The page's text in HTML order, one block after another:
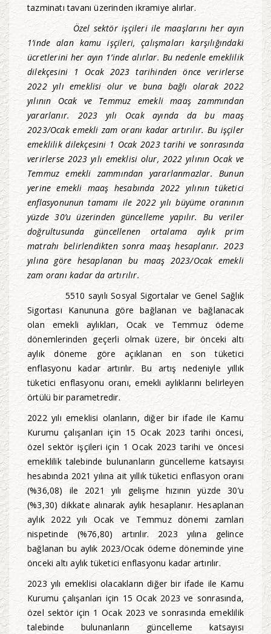
tazminatı tavanı üzerinden ikramiye alırlar.
Özel sektör işçileri ile maaşlarını her ayın
1’inde alan kamu işçileri, çalışmaları karşılığındaki
ücretlerini her ayın 1’inde alırlar. Bu nedenle emeklilik
dilekçesini 1 Ocak 2023 tarihinden önce verirlerse
2022 yılı emeklisi olur ve buna bağlı olarak 2022
yılının Ocak ve Temmuz emekli maaş zammından
yararlanır. 2023 yılı Ocak ayında da bu maaş
2023/Ocak emekli zam oranı kadar artırılır. Bu işçiler
emeklilik dilekçesini 1 Ocak 2023 tarihi ve sonrasında
verirlerse 2023 yılı emeklisi olur, 2022 yılının Ocak ve
Temmuz emekli zammından yararlanmazlar. Bunun
yerine emekli maaş hesabında 2022 yılının tüketici
enflasyonunun tamamı ile 2022 yılı büyüme oranının
yüzde 30’u üzerinden güncelleme yapılır. Bu veriler
doğrultusunda güncellenen ortalama aylık prim
matrahı belirlendikten sonra maaş hesaplanır. 2023
yılına göre hesaplanan bu maaş 2023/Ocak emekli
zam oranı kadar da artırılır.
5510 sayılı Sosyal Sigortalar ve Genel Sağlık
Sigortası Kanununa göre bağlanan ve bağlanacak
olan emekli aylıkları, Ocak ve Temmuz ödeme
dönemlerinden geçerli olmak üzere, bir önceki altı
aylık döneme göre açıklanan en son tüketici
enflasyonu kadar artırılır. Bu artış nedeniyle yıllık
tüketici enflasyonu oranı, emekli aylıklarını belirleyen
örtülü bir parametredir.
2022 yılı emeklisi olanların, diğer bir ifade ile Kamu
Kurumu çalışanları için 15 Ocak 2023 tarihi öncesi,
özel sektör işçileri için 1 Ocak 2023 tarihi ve öncesi
emeklilik talebinde bulunanların güncelleme katsayısı
hesabında 2021 yılına ait yıllık tüketici enflasyon oranı
(%36,08) ile 2021 yılı gelişme hızının yüzde 30’u
(%3,30) dikkate alınarak aylık hesaplanır. Hesaplanan
aylık 2022 yılı Ocak ve Temmuz dönemi zamları
nispetinde (%76,80) artırılır. 2023 yılına gelince
bağlanan bu aylık 2023/Ocak ödeme döneminde yine
önceki altı aylık tüketici enflasyonu kadar artırılır.
2023 yılı emeklisi olacakların diğer bir ifade ile Kamu
Kurumu çalışanları için 15 Ocak 2023 ve sonrasında,
özel sektör için 1 Ocak 2023 ve sonrasında emeklilik
talebinde bulunanların güncelleme katsayısı